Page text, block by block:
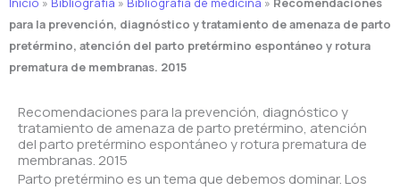
para la prevención, diagnóstico y tratamiento de amenaza de parto
pretérmino, atención del parto pretérmino espontáneo y rotura
prematura de membranas. 2015
Recomendaciones para la prevención, diagnóstico y
tratamiento de amenaza de parto pretérmino, atención
del parto pretérmino espontáneo y rotura prematura de
membranas. 2015
Parto pretérmino es un tema que debemos dominar. Los